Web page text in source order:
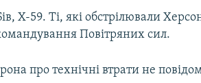
Х-59. Ті, які обстрілювали
Повітряних сил.
про технічні втрати не